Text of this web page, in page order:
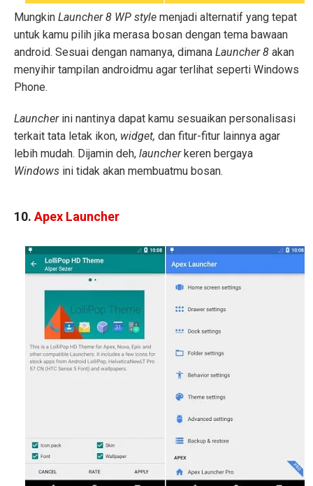
Mungkin Launcher 8 WP style menjadi alternatif yang tepat
untuk kamu pilih jika merasa bosan dengan tema bawaan
android. Sesuai dengan namanya, dimana Launcher 8 akan
menyihir tampilan androidmu agar terlihat seperti Windows
Phone.
Launcherini nantinya dapat kamu sesuaikan personalisasi
terkait tata letak ikon, widget, dan fitur-fitur lainnya agar
lebih mudah. Dijamin deh, launcher keren bergaya
Windows ini tidak akan membuatmu bosan.
10.Apex Launcher